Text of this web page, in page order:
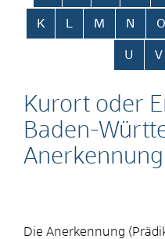
K L M N O
U V
Kurort oder
Baden-
Die Anerkennung